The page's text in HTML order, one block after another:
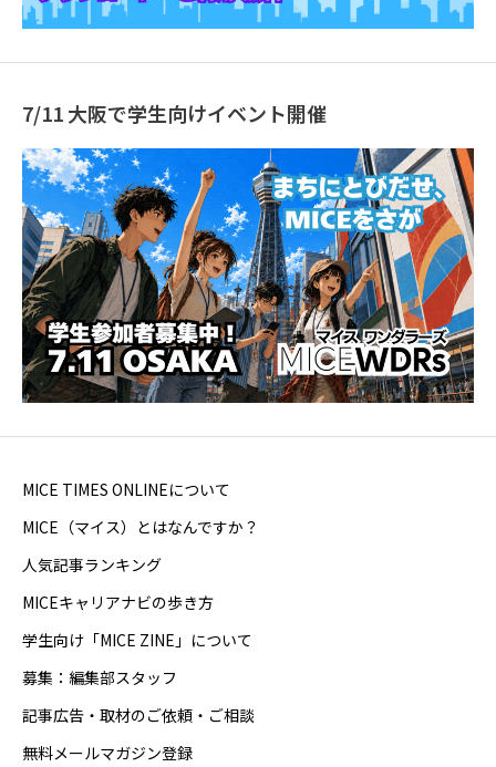
7/11 大阪で学生向けイベント開催
MICE TIMES ONLINEについて
MICE（マイス）とはなんですか？
人気記事ランキング
MICEキャリアナビの歩き方
学生向け「MICE ZINE」について
募集：編集部スタッフ
記事広告・取材のご依頼・ご相談
無料メールマガジン登録